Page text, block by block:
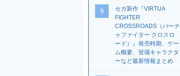
9
セガ新作『VIRTUA
FIGHTER
CROSSROADS（バーチ
ャファイター クロスロ
ード）』発売時期、ゲー
ム概要、登場キャラクタ
ーなど最新情報まとめ